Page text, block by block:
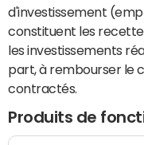
d'investissement
constituent les
les investissements
part, à rembourser le
contractés.
Produits de